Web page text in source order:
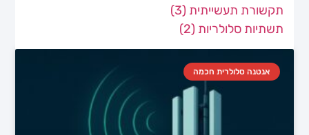
אנטנה סלולרית חכמה
תקשורת תעשייתית (3)
תשתיות סלולריות (2)